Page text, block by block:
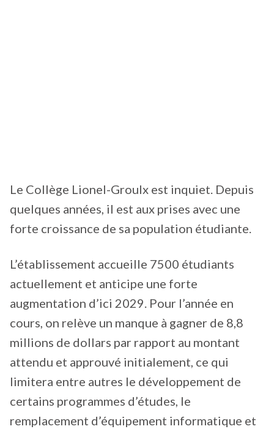
Le Collège Lionel-Groulx est inquiet. Depuis
quelques années, il est aux prises avec une
forte croissance de sa population étudiante.
L’établissement accueille 7500 étudiants
actuellement et anticipe une forte
augmentation d’ici 2029. Pour l’année en
cours, on relève un manque à gagner de 8,8
millions de dollars par rapport au montant
attendu et approuvé initialement, ce qui
limitera entre autres le développement de
certains programmes d’études, le
remplacement d’équipement informatique et